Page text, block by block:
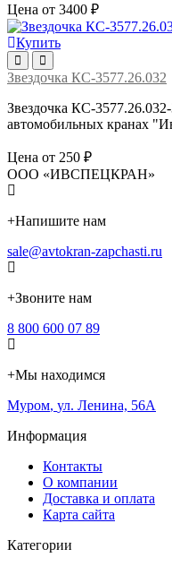
Цена от 3400 ₽
Купить
Звездочка КС-3577.26.032
Звездочка КС-
автомобильных кранах
Цена от 250 ₽
ООО «ИВСПЕЦКРАН»
+Напишите нам
sale@avtokran-zapchasti.ru
+Звоните нам
8 800 600 07 89
+Мы находимся
Муром, ул. Ленина, 56А
Информация
Контакты
О компании
Доставка и оплата
Карта сайта
Категории